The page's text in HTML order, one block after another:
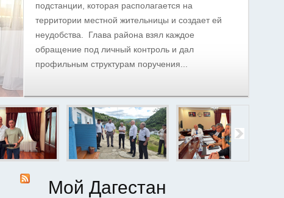
подстанции, которая располагается на
территории местной жительницы и создает ей
неудобства. Глава района взял каждое
обращение под личный контроль и дал
профильным структурам поручения...
Мой Дагестан